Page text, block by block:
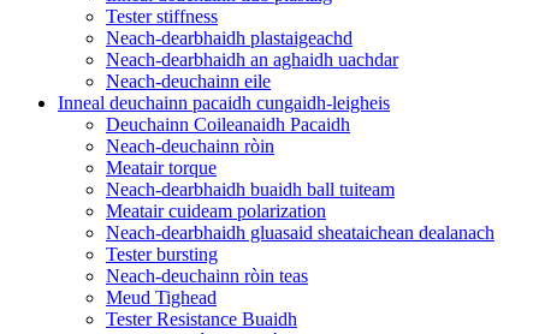
Tester stiffness
Neach-dearbhaidh plastaigeachd
Neach-dearbhaidh an aghaidh uachdar
Neach-deuchainn eile
Inneal deuchainn pacaidh cungaidh-leigheis
Deuchainn Coileanaidh Pacaidh
Neach-deuchainn ròin
Meatair torque
Neach-dearbhaidh buaidh ball tuiteam
Meatair cuideam polarization
Neach-dearbhaidh gluasaid sheataichean dealanach
Tester bursting
Neach-deuchainn ròin teas
Meud Tighead
Tester Resistance Buaidh